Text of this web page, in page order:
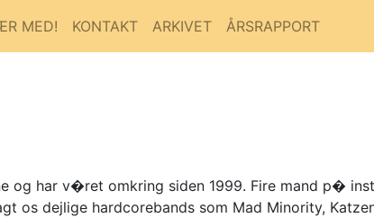
MED! KONTAKT ARKIVET ÅRSRAPPORT
og har v�ret omkring siden 1999. Fire mand p�
os dejlige hardcorebands som Mad Minority,